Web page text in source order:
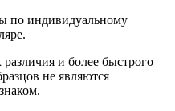
по индивидуальному
и более быстрого
не являются